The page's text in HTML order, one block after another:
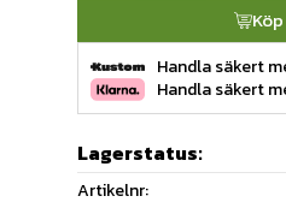
Köp
Handla säkert
Handla säkert
Lagerstatus
Artikelnr